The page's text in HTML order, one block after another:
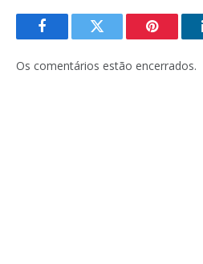
FacebookTwitter Pinterest
Os comentários estão encerrados.